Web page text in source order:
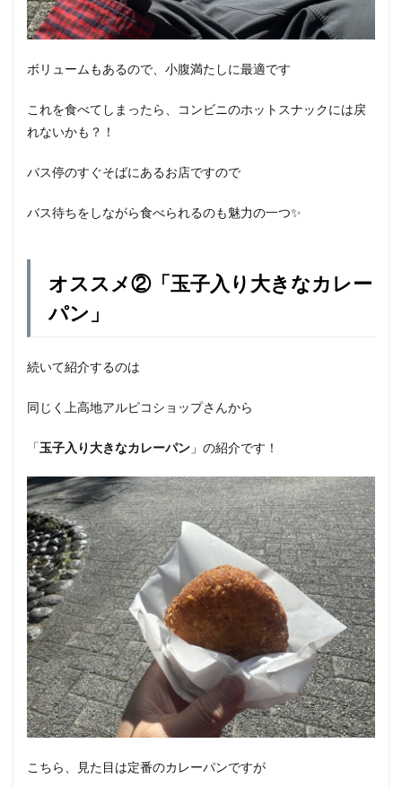
ボリュームもあるので、小腹満たしに最適です
これを食べてしまったら、コンビニのホットスナックには戻
れないかも？！
バス停のすぐそばにあるお店ですので
バス待ちをしながら食べられるのも魅力の一つ✨
オススメ②「玉子入り大きなカレー
パン」
続いて紹介するのは
同じく上高地アルピコショップさんから
「玉子入り大きなカレーパン 」の紹介です！
こちら、見た目は定番のカレーパンですが